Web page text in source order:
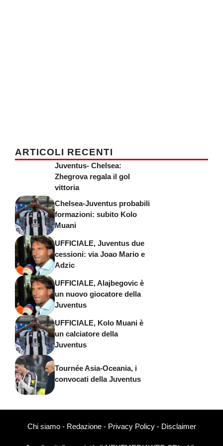
ARTICOLI RECENTI
Juventus- Chelsea:
Zhegrova regala il gol
vittoria
Chelsea-Juventus probabili
formazioni: subito Kolo
Muani
UFFICIALE, Juventus due
cessioni: via Joao Mario e
Adzic
UFFICIALE, Alajbegovic è
un nuovo giocatore della
Juventus
UFFICIALE, Kolo Muani è
un calciatore della
Juventus
Tournée Asia-Oceania, i
convocati della Juventus
Chi siamo- Redazione- Privacy Policy- Disclaimer